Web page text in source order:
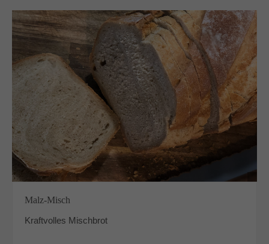
Malz-Misch
Kraftvolles Mischbrot